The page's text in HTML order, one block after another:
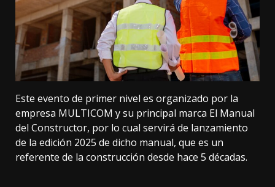
Este evento de primer nivel es organizado por la
empresa MULTICOM y su principal marca El Manual
del Constructor, por lo cual servirá de lanzamiento
de la edición 2025 de dicho manual, que es un
referente de la construcción desde hace 5 décadas.